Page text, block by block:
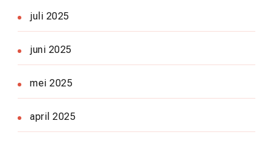
juli 2025
juni 2025
mei 2025
april 2025